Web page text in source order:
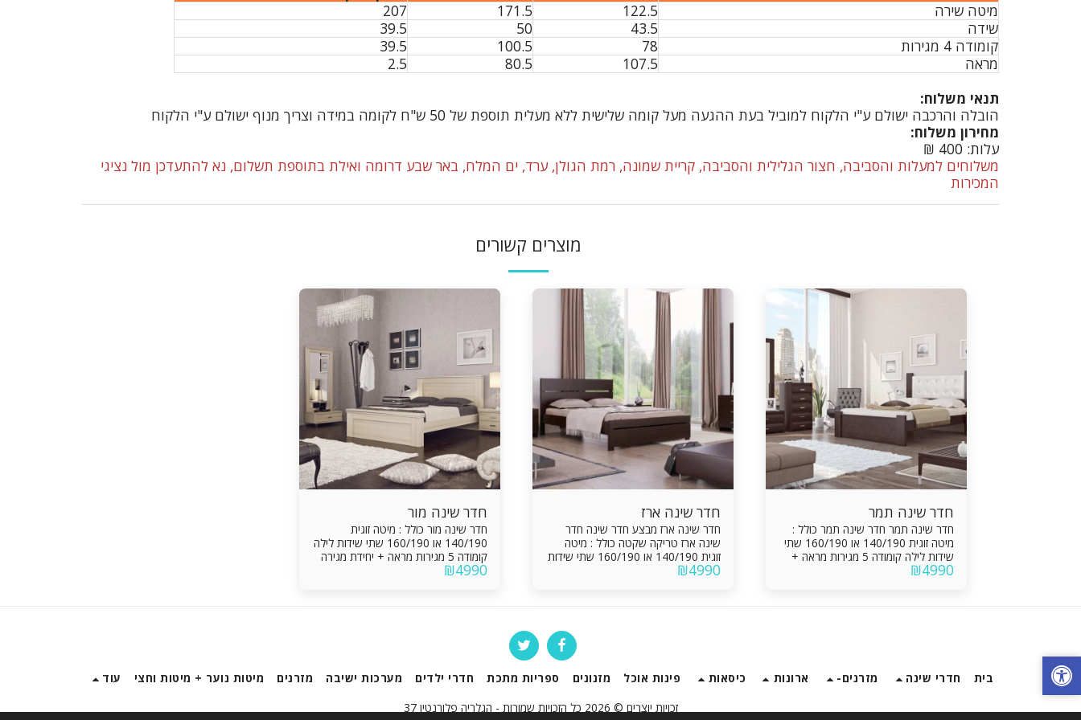
מיטה שירה
122.5
171.5
207
שידה
43.5
50
39.5
קומודה 4 מגירות
78
100.5
39.5
מראה
107.5
80.5
2.5
תנאי משלוח:
הובלה והרכבה ישולם ע"י הלקוח למוביל בעת ההגעה מעל קומה שלישית ללא מעלית תוספת של 50 ש"ח לקומה במידה וצריך מנוף ישולם ע"י הלקוח
מחירון משלוח:
עלות: 400 ₪
משלוחים למעלות והסביבה, חצור הגלילית והסביבה, קריית שמונה, רמת הגולן, ערד, ים המלח, באר שבע דרומה ואילת בתוספת תשלום, נא להתעדכן מול נציגי
המכירות
מוצרים קשורים
חדר שינה תמר
חדר שינה תמר חדר שינה תמר כולל :
מיטה זוגית 140/190 או 160/190 שתי
שידות לילה קומודה 5 מגירות מראה +
יחידת מגירה תוספות לבחירה: **ארגז
₪4990
חדר שינה ארז
חדר שינה ארז מבצע חדר שינה חדר
שינה ארז טריקה שקטה כולל : מיטה
זוגית 140/190 או 160/190 שתי שידות
₪4990
חדר שינה מור
חדר שינה מור כולל : מיטה זוגית
140/190 או 160/190 שתי שידות לילה
קומודה 5 מגירות מראה + יחידת מגירה
₪4990
בית חדרי שינה מזרנים- ארונות כיסאות פינות אוכל מזנונים ספריות מתכת חדרי ילדים מערכות ישיבה מזרנים מיטות נוער + מיטות וחצי
עוד
זכויות יוצרים © 2026 כל הזכויות שמורות -
הגלריה פלורנטין 37